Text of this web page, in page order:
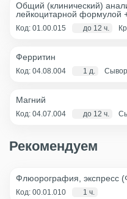
Общий (клинический)
лейкоцитарной формулой
Код: 01.00.015 до 12 ч.
Ферритин
Код: 04.08.004 1 д.
Магний
Код: 04.07.004 до 12 ч.
Рекомендуем
Флюорография, экспресс
Код: 00.01.010 1 ч.